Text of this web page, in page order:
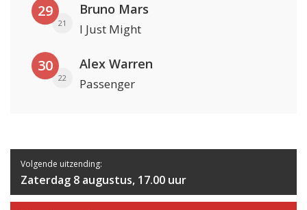
29
21
Bruno Mars
I Just Might
30
22
Alex Warren
Passenger
Volgende uitzending:
Zaterdag 8 augustus, 17.00 uur